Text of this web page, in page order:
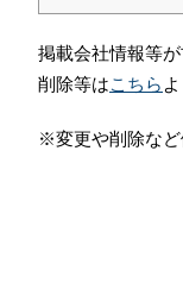
掲載会社情報等
削除等はこちら
※変更や削除など